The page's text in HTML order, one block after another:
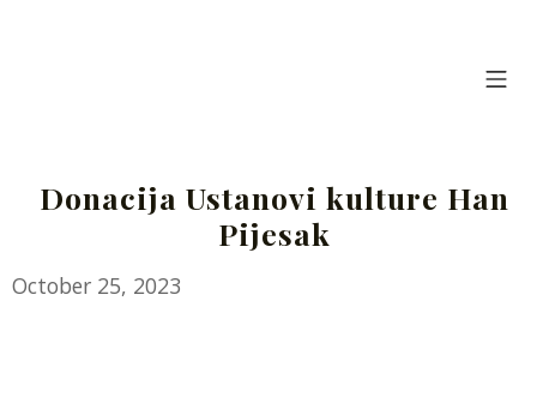
Donacija Ustanovi kulture Han
Pijesak
October 25, 2023